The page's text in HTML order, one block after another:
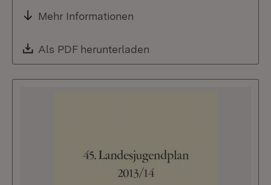
Mehr Informationen
Download:
Als PDF herunterladen